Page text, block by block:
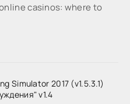
casinos: where to
Simulator 2017 (v1.5.3.1)
v1.4